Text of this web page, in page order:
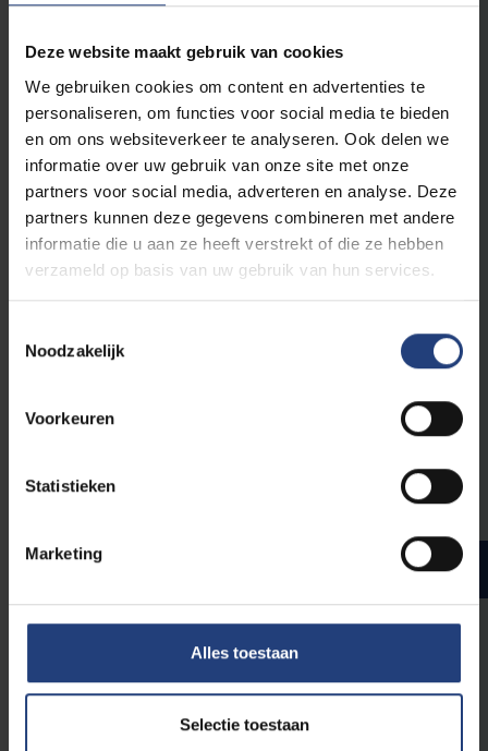
Deze website maakt gebruik van cookies
We gebruiken cookies om content en advertenties te
personaliseren, om functies voor social media te bieden
en om ons websiteverkeer te analyseren. Ook delen we
informatie over uw gebruik van onze site met onze
partners voor social media, adverteren en analyse. Deze
partners kunnen deze gegevens combineren met andere
informatie die u aan ze heeft verstrekt of die ze hebben
verzameld op basis van uw gebruik van hun services.
Noodzakelijk
Voorkeuren
Statistieken
Marketing
Alles toestaan
Selectie toestaan
Masterproef deel I
EUTOPIA Learning Unit: Privacy and Data
ECTS
Internationale bescherming van de Rechten van
6
EUTOPIA Learning Unit - Rechtsgeschiedenis 6 ECTS
Tweede vakdidactiek: je kiest voor 6 ECTS uit
Vakdidactiek Project Algemene Vakken (PAV) 2 3 ECTS
Vakdidactiek Humanistische levensbeschouwing
6 ECTS
Masterjaar 2